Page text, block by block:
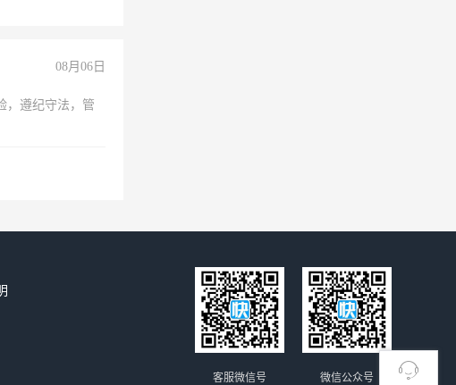
08月06日
，遵纪守法，管
微信公众号
客服微信号